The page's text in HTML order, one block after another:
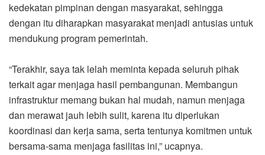
kedekatan pimpinan dengan masyarakat, sehingga
dengan itu diharapkan masyarakat menjadi antusias untuk
mendukung program pemerintah.
“Terakhir, saya tak lelah meminta kepada seluruh pihak
terkait agar menjaga hasil pembangunan. Membangun
infrastruktur memang bukan hal mudah, namun menjaga
dan merawat jauh lebih sulit, karena itu diperlukan
koordinasi dan kerja sama, serta tentunya komitmen untuk
bersama-sama menjaga fasilitas ini,” ucapnya.